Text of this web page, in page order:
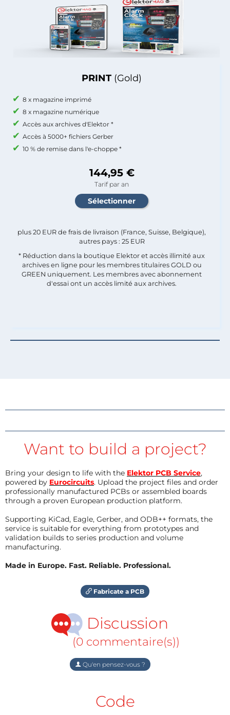
PRINT (Gold)
8 x magazine imprimé
8 x magazine numérique
Accès aux archives d'Elektor *
Accès à 5000+ fichiers Gerber
10 % de remise dans l'e-choppe *
144,95 €
Tarif par an
plus 20 EUR de frais de livraison (France, Suisse, Belgique),
autres pays : 25 EUR
* Réduction dans la boutique Elektor et accès illimité aux
archives en ligne pour les membres titulaires GOLD ou
GREEN uniquement. Les membres avec abonnement
d'essai ont un accès limité aux archives.
Want to build a project?
Bring your design to life with the Elektor PCB Service,
powered by Eurocircuits. Upload the project files and order
professionally manufactured PCBs or assembled boards
through a proven European production platform.
Supporting KiCad, Eagle, Gerber, and ODB++ formats, the
service is suitable for everything from prototypes and
validation builds to series production and volume
manufacturing.
Made in Europe. Fast. Reliable. Professional.
Fabricate a PCB
Discussion
(0 commentaire(s))
Qu'en pensez-vous ?
Code